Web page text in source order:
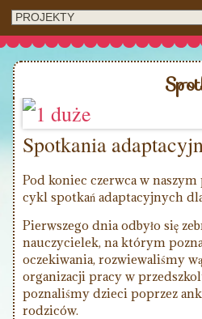
Spotkania
Pod koniec czerwca w naszym
cykl spotkań adaptacyjnych
Pierwszego dnia odbyło się
nauczycielek, na którym
oczekiwania, rozwiewaliśmy
organizacji pracy w
poznaliśmy dzieci poprzez
rodziców.